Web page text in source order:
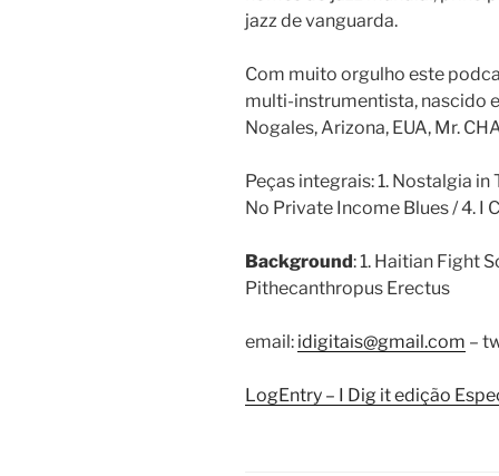
jazz de vanguarda.
Com muito orgulho este
multi-instrumentista, nascido
Nogales, Arizona, EUA, Mr.
Peças integrais: 1. Nostalgia
No Private Income Blues / 4. I
Background: 1. Haitian Fight
Pithecanthropus Erectus
email: idigitais@gmail.com –
LogEntry – I Dig it edição